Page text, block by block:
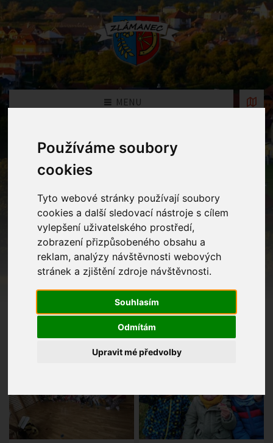
Používáme soubory
cookies
Tyto webové stránky používají soubory
cookies a další sledovací nástroje s cílem
vylepšení uživatelského prostředí,
zobrazení přizpůsobeného obsahu a
reklam, analýzy návštěvnosti webových
stránek a zjištění zdroje návštěvnosti.
Souhlasím
Odmítám
Upravit mé předvolby
MENU
Fotogalerie